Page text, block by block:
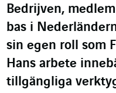
Bedrijven,
bas i
sin egen roll som
Hans arbete
tillgängliga